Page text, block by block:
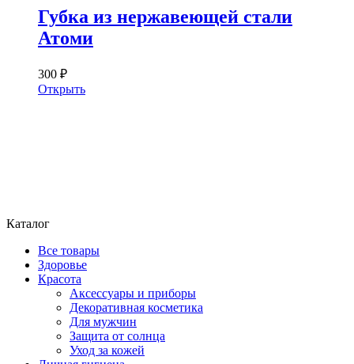
Губка из нержавеющей стали
Атоми
300 ₽
Открыть
Каталог
Все товары
Здоровье
Красота
Аксессуары и приборы
Декоративная косметика
Для мужчин
Защита от солнца
Уход за кожей